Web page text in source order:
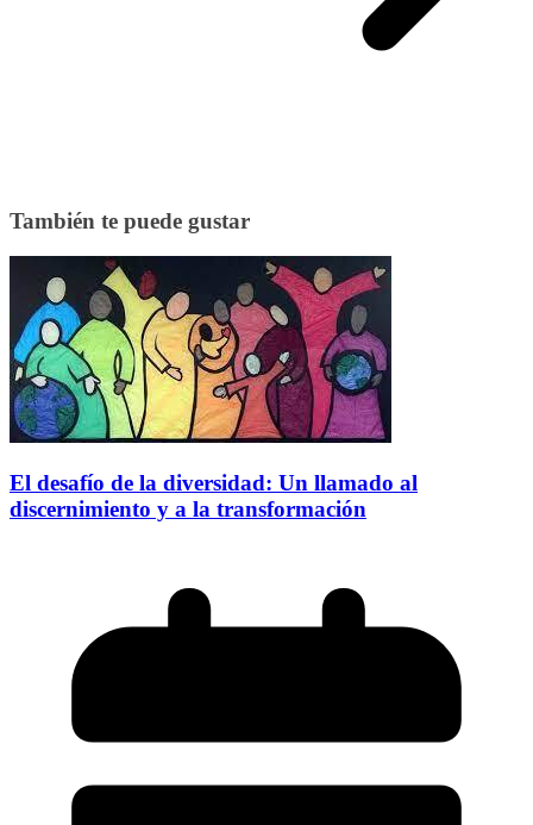
También te puede gustar
El desafío de la diversidad: Un llamado al
discernimiento y a la transformación